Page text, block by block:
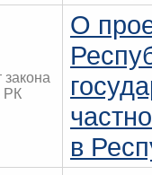
закона
РК
О
в